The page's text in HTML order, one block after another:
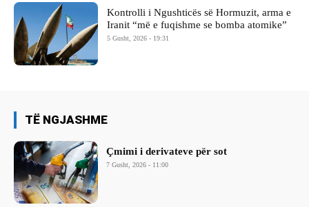
Kontrolli i Ngushticës së Hormuzit, arma e
Iranit “më e fuqishme se bomba atomike”
5 Gusht, 2026 - 19:31
TË NGJASHME
Çmimi i derivateve për sot
7 Gusht, 2026 - 11:00